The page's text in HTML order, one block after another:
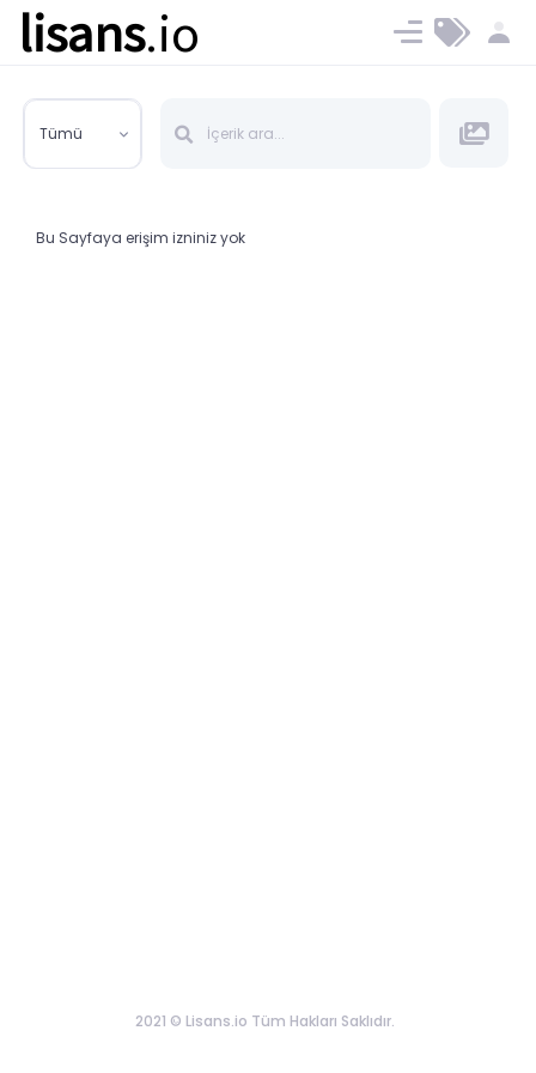
lisans.io Ücret ve Planlar
Tümü
Bu Sayfaya erişim izniniz yok
2021 © Lisans.io Tüm Hakları Saklıdır.